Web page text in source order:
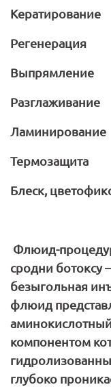
Кератирование
Регенерация
Выпрямление
Разглаживание
Ламинирование
Термозащита
Блеск,
Флюид-
сродни ботоксу
безыгольная
флюид
компонентом
глубоко